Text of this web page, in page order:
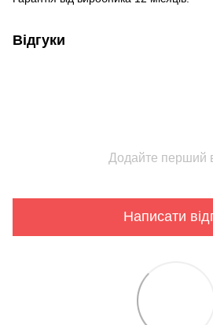
Відгуки
Додайте перший
Написати